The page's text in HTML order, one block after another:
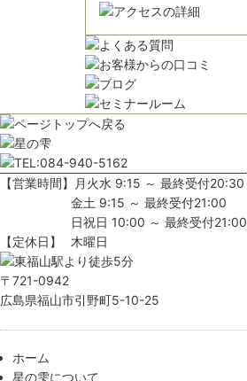
【営業時間】
月火水 9:15 ～ 最終受付20:30
金土 9:15 ～ 最終受付21:00
日祝日 10:00 ～ 最終受付21:00
【定休日】
木曜日
〒721-0942
広島県福山市引野町5-10-25
ホーム
星の雫について